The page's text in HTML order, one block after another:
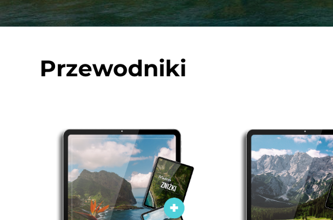
Przewodniki